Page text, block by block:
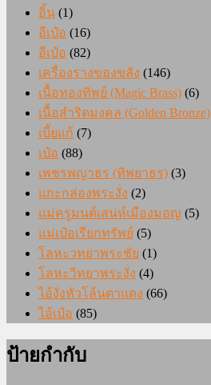
อิ้น (1)
อีเป๋อ (16)
อีเป๋อ (82)
เครื่องรางของขลัง (146)
เนื้อทองทิพย์ (Magic Brass) (6)
เนื้อสำริดมงคล (Golden Bronze)
เบี้ยแก้ (7)
เป๋อ (88)
เพชรพญาธร (ทิพยาธร) (3)
แกะกล่องพระงั่ง (2)
แม่ครูมนต์เสน่ห์เมืองมอญ (5)
แม่เป๋อเรียกทรัพย์ (5)
โลหะวทยาพระชัย (1)
โลหะวิทยาพระงั่ง (4)
ไอ้งั่งหัวโล้นตาแดง (66)
ไอ้เป๋อ (85)
ป้ายกำกับ